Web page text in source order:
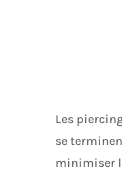
Les
se
minimiser